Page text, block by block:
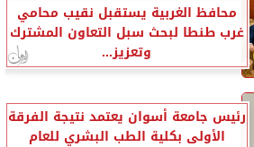
محافظ الغربية يستقبل نقيب محامي
غرب طنطا لبحث سبل التعاون المشترك
وتعزيز...
رئيس جامعة أسوان يعتمد نتيجة الفرقة
الأولى بكلية الطب البشري للعام